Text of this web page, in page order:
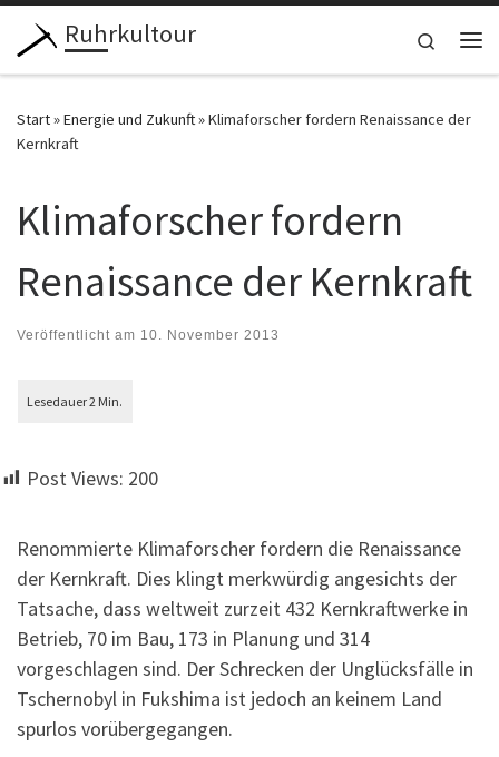
Zum Inhalt springen
Ruhrkultour
Search
Start»Energie und Zukunft»Klimaforscher fordern Renaissance der
Kernkraft
Klimaforscher fordern
Renaissance der Kernkraft
Veröffentlicht am 10. November 2013
Post Views: 200
Renommierte Klimaforscher fordern die Renaissance
der Kernkraft. Dies klingt merkwürdig angesichts der
Tatsache, dass weltweit zurzeit 432 Kernkraftwerke in
Betrieb, 70 im Bau, 173 in Planung und 314
vorgeschlagen sind. Der Schrecken der Unglücksfälle in
Tschernobyl in Fukshima ist jedoch an keinem Land
spurlos vorübergegangen.